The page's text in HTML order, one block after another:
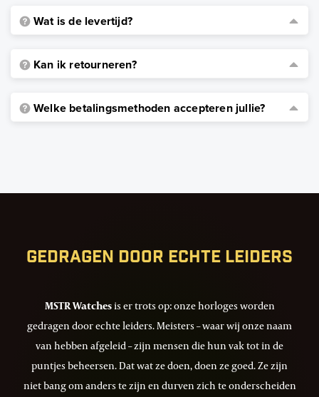
Wat is de levertijd?
Kan ik retourneren?
Welke betalingsmethoden accepteren jullie?
Gedragen door echte leiders
MSTR Watchesis er trots op: onze horloges worden
gedragen door echte leiders. Meisters – waar wij onze naam
van hebben afgeleid – zijn mensen die hun vak tot in de
puntjes beheersen. Dat wat ze doen, doen ze goed. Ze zijn
niet bang om anders te zijn en durven zich te onderscheiden